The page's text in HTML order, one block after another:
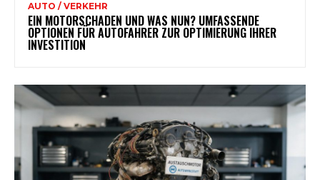
AUTO / VERKEHR
EIN MOTORSCHADEN UND WAS NUN? UMFASSENDE
OPTIONEN FÜR AUTOFAHRER ZUR OPTIMIERUNG IHRER
INVESTITION